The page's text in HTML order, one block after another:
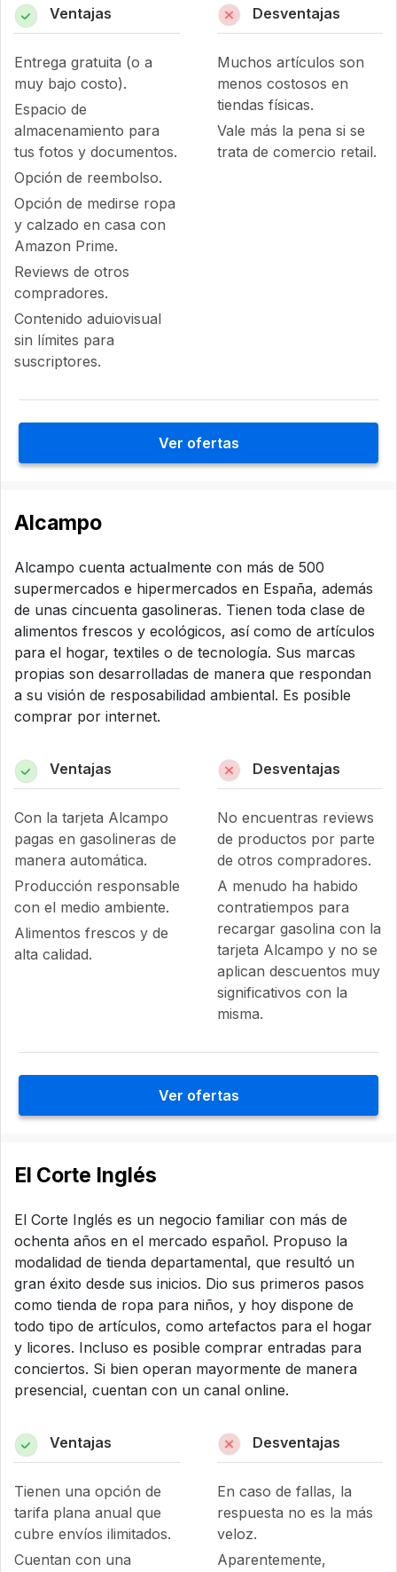
Ventajas
Entrega gratuita (o a
muy bajo costo).
Espacio de
almacenamiento para
tus fotos y documentos.
Opción de reembolso.
Opción de medirse ropa
y calzado en casa con
Amazon Prime.
Reviews de otros
compradores.
Contenido aduiovisual
sin límites para
suscriptores.
Desventajas
Muchos artículos son
menos costosos en
tiendas físicas.
Vale más la pena si se
trata de comercio retail.
Ver ofertas
Alcampo
Alcampo cuenta actualmente con más de 500
supermercados e hipermercados en España, además
de unas cincuenta gasolineras. Tienen toda clase de
alimentos frescos y ecológicos, así como de artículos
para el hogar, textiles o de tecnología. Sus marcas
propias son desarrolladas de manera que respondan
a su visión de resposabilidad ambiental. Es posible
comprar por internet.
Ventajas
Con la tarjeta Alcampo
pagas en gasolineras de
manera automática.
Producción responsable
con el medio ambiente.
Alimentos frescos y de
alta calidad.
Desventajas
No encuentras reviews
de productos por parte
de otros compradores.
A menudo ha habido
contratiempos para
recargar gasolina con la
tarjeta Alcampo y no se
aplican descuentos muy
significativos con la
misma.
Ver ofertas
El Corte Inglés
El Corte Inglés es un negocio familiar con más de
ochenta años en el mercado español. Propuso la
modalidad de tienda departamental, que resultó un
gran éxito desde sus inicios. Dio sus primeros pasos
como tienda de ropa para niños, y hoy dispone de
todo tipo de artículos, como artefactos para el hogar
y licores. Incluso es posible comprar entradas para
conciertos. Si bien operan mayormente de manera
presencial, cuentan con un canal online.
Ventajas
Tienen una opción de
tarifa plana anual que
cubre envíos ilimitados.
Cuentan con una
Desventajas
En caso de fallas, la
respuesta no es la más
veloz.
Aparentemente,